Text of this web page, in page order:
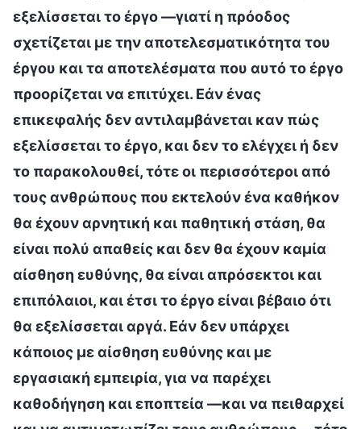
εξελίσσεται το έργο —γιατί η πρόοδος
σχετίζεται με την αποτελεσματικότητα του
έργου και τα αποτελέσματα που αυτό το έργο
προορίζεται να επιτύχει. Εάν ένας
επικεφαλής δεν αντιλαμβάνεται καν πώς
εξελίσσεται το έργο, και δεν το ελέγχει ή δεν
το παρακολουθεί, τότε οι περισσότεροι από
τους ανθρώπους που εκτελούν ένα καθήκον
θα έχουν αρνητική και παθητική στάση, θα
είναι πολύ απαθείς και δεν θα έχουν καμία
αίσθηση ευθύνης, θα είναι απρόσεκτοι και
επιπόλαιοι, και έτσι το έργο είναι βέβαιο ότι
θα εξελίσσεται αργά. Εάν δεν υπάρχει
κάποιος με αίσθηση ευθύνης και με
εργασιακή εμπειρία, για να παρέχει
καθοδήγηση και εποπτεία —και να πειθαρχεί